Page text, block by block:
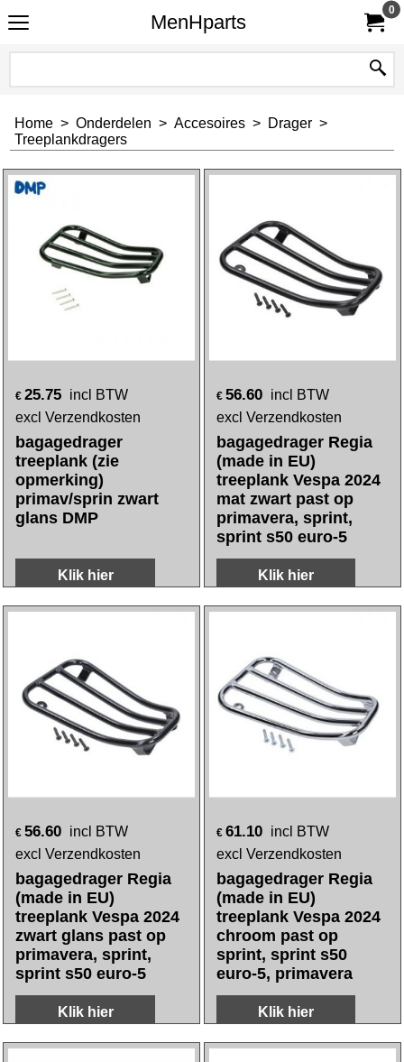
MenHparts
0
Home > Onderdelen > Accesoires > Drager >
Treeplankdragers
€ 25.75 incl BTW
excl Verzendkosten
bagagedrager
treeplank (zie
opmerking)
primav/sprin zwart
glans DMP
Klik hier
€ 56.60 incl BTW
excl Verzendkosten
bagagedrager Regia
(made in EU)
treeplank Vespa 2024
mat zwart past op
primavera, sprint,
sprint s50 euro-5
Klik hier
€ 56.60 incl BTW
excl Verzendkosten
bagagedrager Regia
(made in EU)
treeplank Vespa 2024
zwart glans past op
primavera, sprint,
sprint s50 euro-5
€ 61.10 incl BTW
excl Verzendkosten
bagagedrager Regia
(made in EU)
treeplank Vespa 2024
chroom past op
sprint, sprint s50
euro-5, primavera